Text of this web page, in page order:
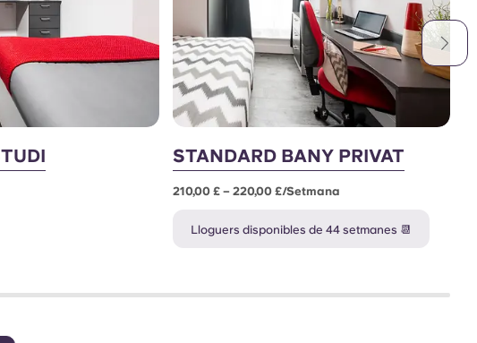
STANDARD BANY PRIVAT
210,00 £ – 220,00 £/setmana
Lloguers disponibles de 44 setmanes 📆